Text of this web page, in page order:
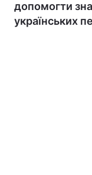
допомогти
українських